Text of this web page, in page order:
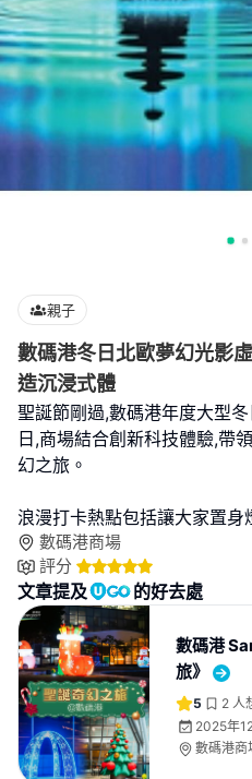
親子
數碼港冬日北歐夢幻光影
造沉浸式體
聖誕節剛過,數碼港年度大型
日,商場結合創新科技體驗,帶
幻之旅。
浪漫打卡熱點包括讓大家置身
數碼港商場
評分
文章提及 的好去處
數碼港
旅》
5 2 人
2025年
數碼港商